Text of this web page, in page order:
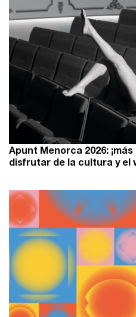
Apunt Menorca 2026:
disfrutar de la cultura y el